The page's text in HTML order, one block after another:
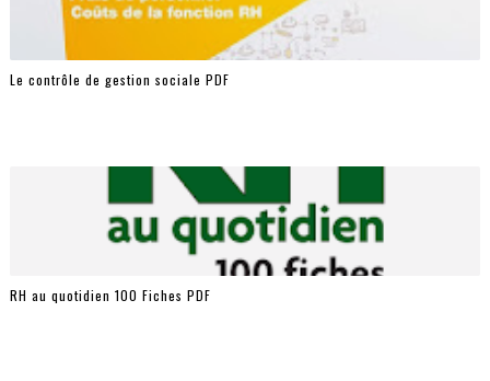
Le contrôle de gestion sociale PDF
RH au quotidien 100 Fiches PDF